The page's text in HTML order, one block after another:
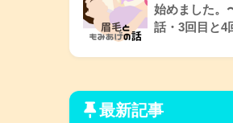
始めました。
話・3回目と4
最新記事